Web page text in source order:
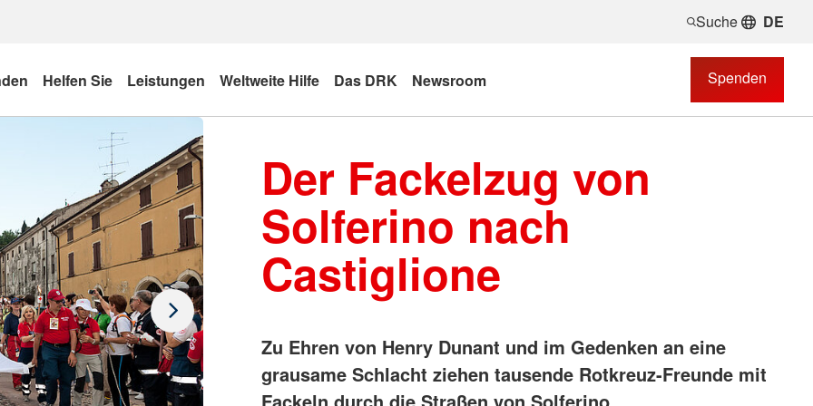
Suche DE
Helfen Sie Leistungen Weltweite Hilfe Das DRK Newsroom Spenden
Der Fackelzug von
Solferino nach
Castiglione
Zu Ehren von Henry Dunant und im Gedenken an eine
grausame Schlacht ziehen tausende Rotkreuz-Freunde mit
Fackeln durch die Straßen von Solferino.